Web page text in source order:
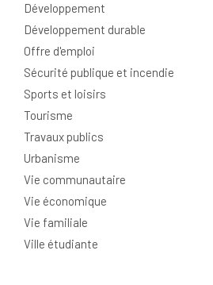
Développement
Développement durable
Offre d'emploi
Sécurité publique et incendie
Sports et loisirs
Tourisme
Travaux publics
Urbanisme
Vie communautaire
Vie économique
Vie familiale
Ville étudiante